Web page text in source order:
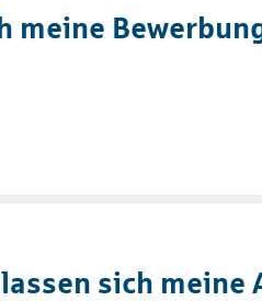
meine
sich meine